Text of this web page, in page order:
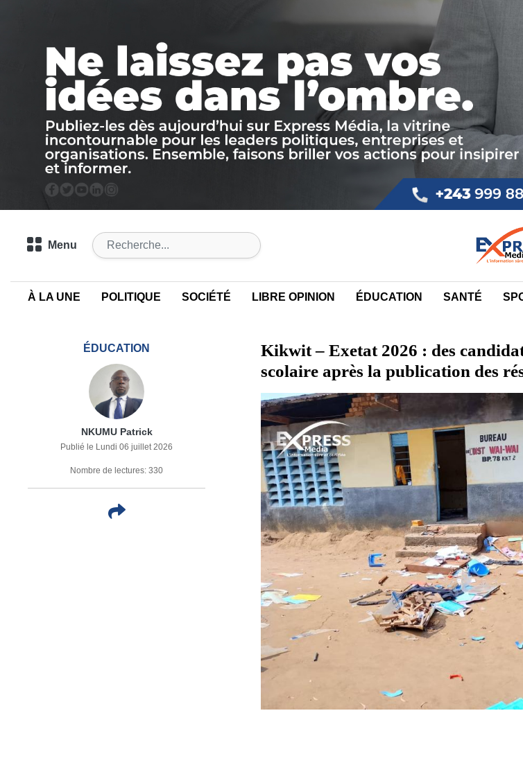
Menu
À LA UNE POLITIQUE SOCIÉTÉ LIBRE OPINION ÉDUCATION SANTÉ
ÉDUCATION
NKUMU Patrick
Publié le Lundi 06 juillet 2026
Nombre de lectures: 330
Kikwit – Exetat 2026 : des
scolaire après la publication des